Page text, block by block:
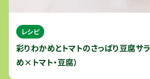
レシピ
彩りわかめとトマトのさっぱり豆腐サ
め×トマト・豆腐）